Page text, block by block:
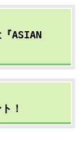
ASIAN
！